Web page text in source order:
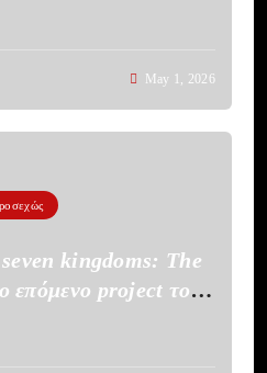
May 1, 2026
kingdoms: The
επόμενο project του